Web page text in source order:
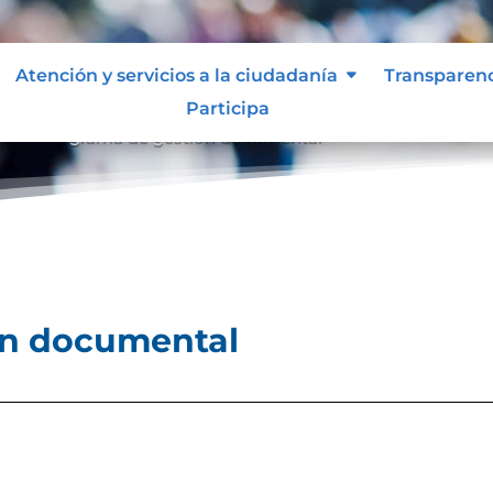
Atención y servicios a la ciudadanía
Participa
documental